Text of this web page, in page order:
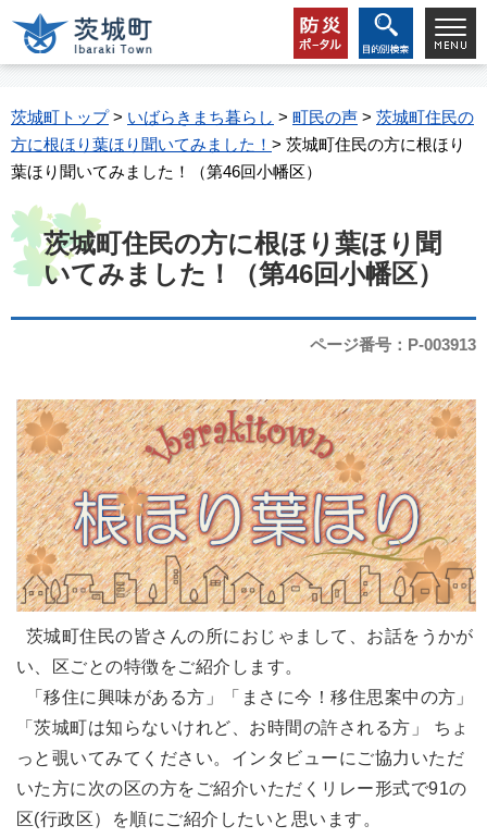
茨城町トップ> いばらきまち暮らし > 町民の声 > 茨城町住民の
方に根ほり葉ほり聞いてみました！ > 茨城町住民の方に根ほり
葉ほり聞いてみました！（第46回小幡区）
茨城町住民の方に根ほり葉ほり聞
いてみました！（第46回小幡区）
ページ番号：P-003913
茨城町住民の皆さんの所におじゃまして、お話をうかが
い、区ごとの特徴をご紹介します。
「移住に興味がある方」「まさに今！移住思案中の方」
「茨城町は知らないけれど、お時間の許される方」 ちょ
っと覗いてみてください。インタビューにご協力いただ
いた方に次の区の方をご紹介いただくリレー形式で91の
区(行政区）を順にご紹介したいと思います。